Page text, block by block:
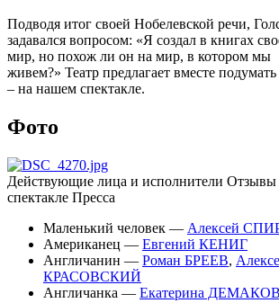
Подводя итог своей Нобелевской речи,
задавался вопросом: «Я создал в книгах
мир, но похож ли он на мир, в котором мы
живем?» Театр предлагает вместе
– на нашем спектакле.
Фото
Действующие лица и исполнители Отзывы
спектакле Пресса
Маленький человек — Алексей
Американец — Евгений КЕНИГ
Англичанин — Роман БРЕЕВ,
КРАСОВСКИЙ
Англичанка — Екатерина